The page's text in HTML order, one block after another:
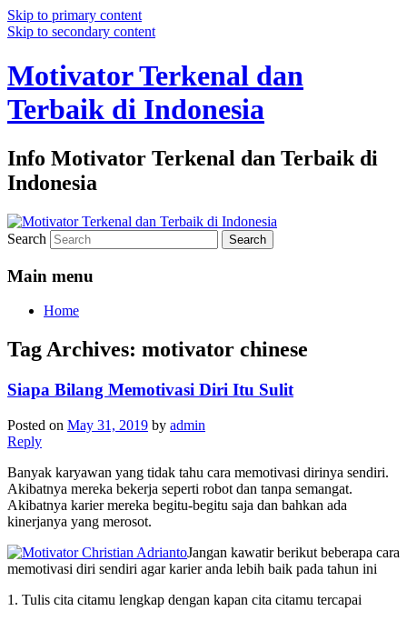
Skip to primary content
Skip to secondary content
Motivator Terkenal dan
Terbaik di Indonesia
Info Motivator Terkenal dan Terbaik di
Indonesia
Search
Main menu
Home
Tag Archives: motivator chinese
Siapa Bilang Memotivasi Diri Itu Sulit
Posted on May 31, 2019 by admin
Reply
Banyak karyawan yang tidak tahu cara memotivasi dirinya sendiri.
Akibatnya mereka bekerja seperti robot dan tanpa semangat.
Akibatnya karier mereka begitu-begitu saja dan bahkan ada
kinerjanya yang merosot.
Jangan kawatir berikut beberapa cara
memotivasi diri sendiri agar karier anda lebih baik pada tahun ini
1. Tulis cita citamu lengkap dengan kapan cita citamu tercapai